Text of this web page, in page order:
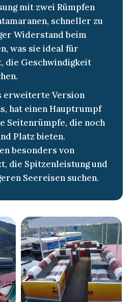
mit zwei Rümpfen
schneller zu
Widerstand beim
was sie ideal für
die Geschwindigkeit
erweiterte Version
hat einen Hauptrumpf
Seitenrümpfe, die noch
Platz bieten.
besonders von
die Spitzenleistung und
Seereisen suchen.